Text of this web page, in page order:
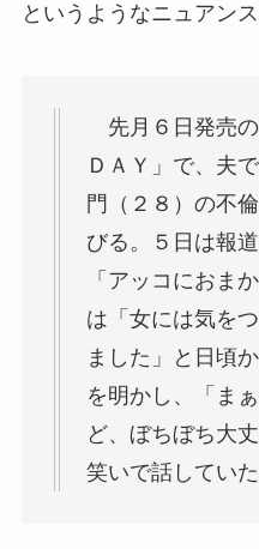
というようなニュアンス
先月６日発売の
ＤＡＹ」で、夫
門（２８）の不
びる。５日は報
「アッコにおま
は「女には気を
ました」と日頃
を明かし、「ま
ど、ぼちぼち大
笑いで話していた